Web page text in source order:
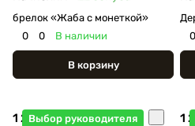
брелок «Жаба с монеткой»
0
0 В наличии
В корзину
0
Выбор руководителя
1 250 ₽ 1